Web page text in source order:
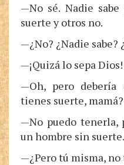
—No sé. Nadie
suerte y otros no.
—¿No? ¿Nadie sabe?
—¡Quizá lo sepa
—Oh, pero debería
tienes suerte, mamá?
—No puedo tenerla,
un hombre sin suerte.
—¿Pero tú misma,